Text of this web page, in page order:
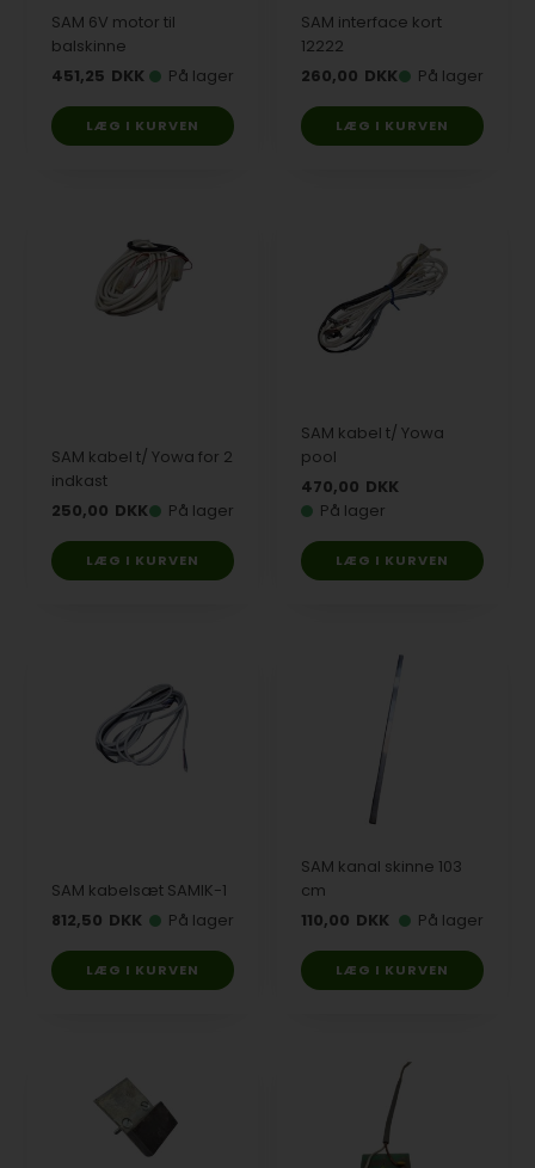
SAM 6V motor til
balskinne
451,25 DKK På lager
SAM interface kort
12222
260,00 DKK På lager
SAM kabel t/ Yowa for 2
indkast
250,00 DKK På lager
SAM kabel t/ Yowa
pool
470,00 DKK
På lager
SAM kabelsæt SAMIK-1
812,50 DKK På lager
SAM kanal skinne 103
cm
110,00 DKK På lager